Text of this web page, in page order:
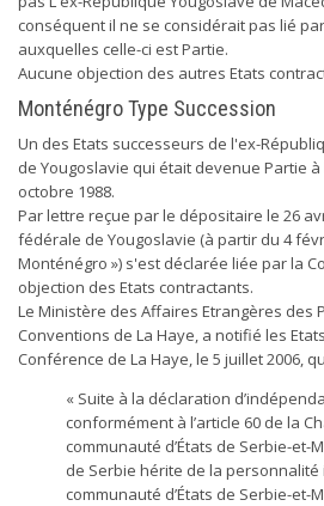
conséquent il ne se considérait pas lié
auxquelles celle-ci est Partie.
Aucune objection des autres Etats
Monténégro Type Succession
Un des Etats successeurs de l'ex-
de Yougoslavie qui était devenue Partie
octobre 1988.
Par lettre reçue par le dépositaire le 26
fédérale de Yougoslavie (à partir du 4
Monténégro ») s'est déclarée liée par la
objection des Etats contractants.
Le Ministère des Affaires Etrangères des
Conventions de La Haye, a notifié les
Conférence de La Haye, le 5 juillet 2006,
« Suite à la déclaration
conformément à l’article 60 de la
communauté d’États de Serbie-et-
de Serbie hérite de la
communauté d’États de Serbie-et-